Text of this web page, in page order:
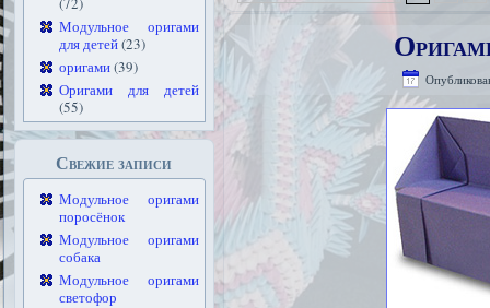
Модульное оригами
для детей(23)
оригами(39)
Оригами для детей
(55)
Свежие записи
Модульное оригами
поросёнок
Модульное оригами
собака
Модульное оригами
светофор